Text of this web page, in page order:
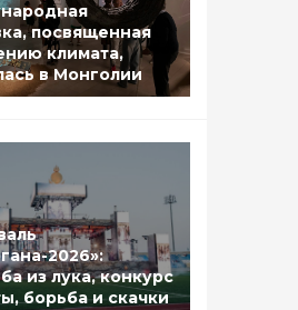
посвященная
климата,
в Монголии
2026»:
из лука, конкурс
борьба и скачки